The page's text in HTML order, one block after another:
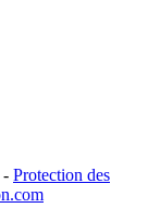
- Protection des